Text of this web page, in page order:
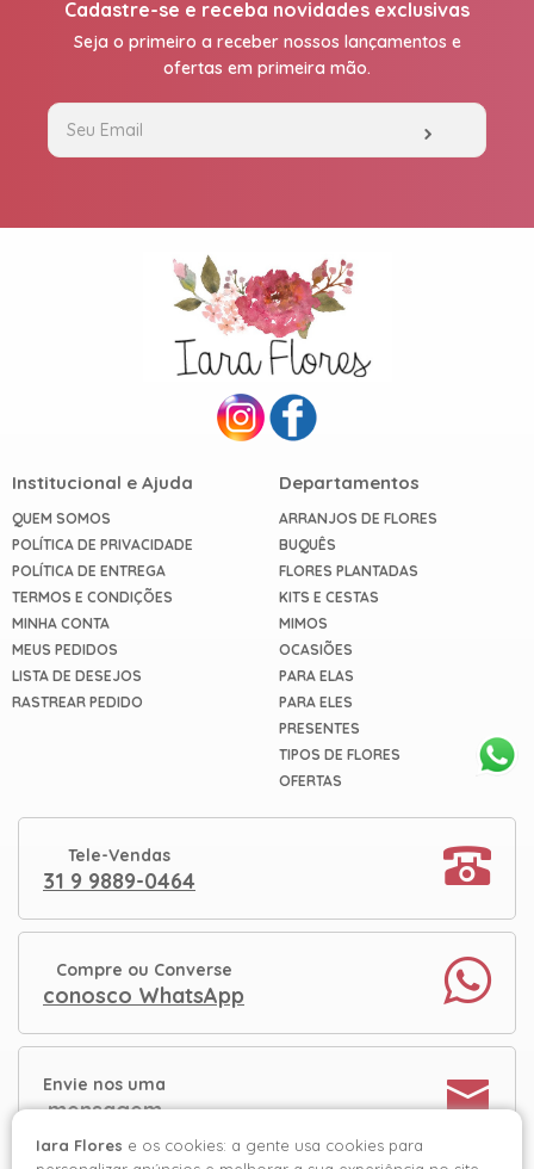
Cadastre-se e receba novidades exclusivas
Seja o primeiro a receber nossos lançamentos e
ofertas em primeira mão.
Institucional e Ajuda
QUEM SOMOS
POLÍTICA DE PRIVACIDADE
POLÍTICA DE ENTREGA
TERMOS E CONDIÇÕES
MINHA CONTA
MEUS PEDIDOS
LISTA DE DESEJOS
RASTREAR PEDIDO
Departamentos
ARRANJOS DE FLORES
BUQUÊS
FLORES PLANTADAS
KITS E CESTAS
MIMOS
OCASIÕES
PARA ELAS
PARA ELES
PRESENTES
TIPOS DE FLORES
OFERTAS
Tele-Vendas
31 9 9889-0464
Compre ou Converse
conosco WhatsApp
Envie nos uma
mensagem
Iara Flores e os cookies: a gente usa cookies para